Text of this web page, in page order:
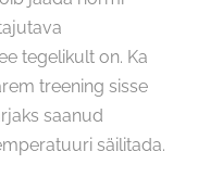
tegelikult on. Ka
treening sisse
saanud
säilitada.